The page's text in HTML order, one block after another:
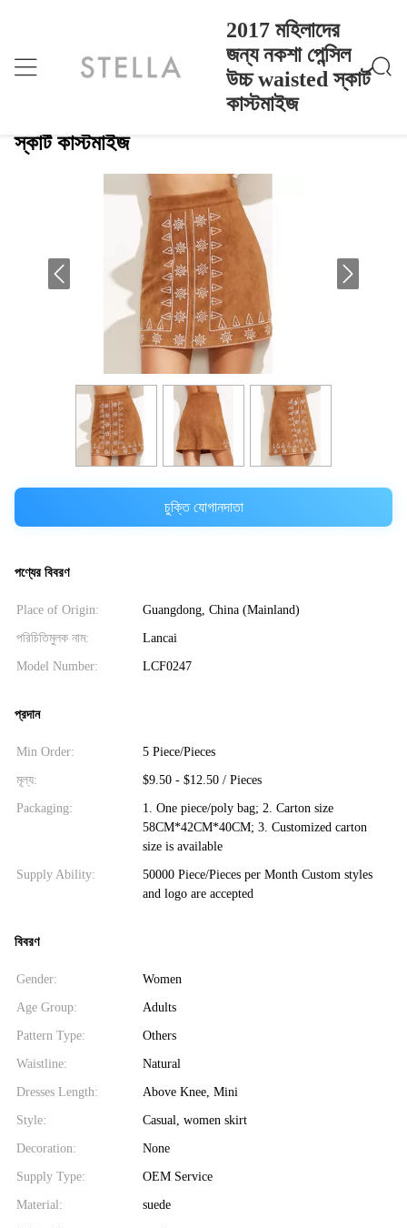
2017 মহিলাদের
জন্য নকশা পেন্সিল
উচ্চ waisted স্কার্ট
কাস্টমাইজ
বাড়ি> >2017 মহিলাদের জন্য নকশা পেন্সিল উচ্চ Waisted স্কার্ট কাস্টমাইজ
2017 মহিলাদের জন্য নকশা পেন্সিল উচ্চ waisted
স্কার্ট কাস্টমাইজ
চুক্তি যোগানদাতা
পণ্যের বিবরণ
Place of Origin: Guangdong, China (Mainland)
পরিচিতিমুলক নাম: Lancai
Model Number: LCF0247
প্রদান
Min Order: 5 Piece/Pieces
মূল্য: $9.50 - $12.50 / Pieces
Packaging:
1. One piece/poly bag; 2. Carton size
58CM*42CM*40CM; 3. Customized carton
size is available
Supply Ability:
50000 Piece/Pieces per Month Custom styles
and logo are accepted
বিবরণ
Gender: Women
Age Group: Adults
Pattern Type: Others
Waistline: Natural
Dresses Length: Above Knee, Mini
Style: Casual, women skirt
Decoration: None
Supply Type: OEM Service
Material: suede